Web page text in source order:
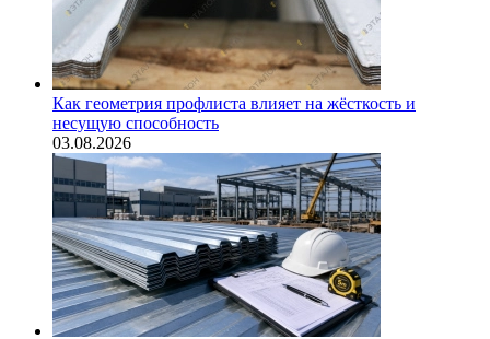
Как геометрия профлиста влияет на жёсткость и
несущую способность
03.08.2026